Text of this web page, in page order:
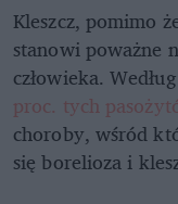
Kleszcz, pomimo
stanowi poważne
człowieka.
proc. tych
choroby, wśród
się borelioza i